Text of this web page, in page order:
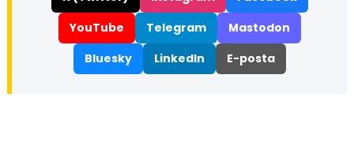
YouTube
Telegram
Mastodon
Bluesky
LinkedIn E-posta